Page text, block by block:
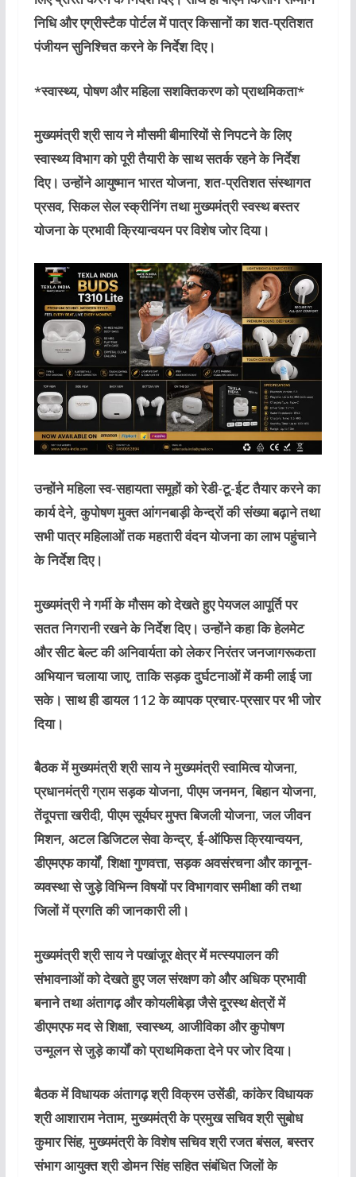
निधि और एग्रीस्टैक पोर्टल में पात्र किसानों का शत-प्रतिशत
पंजीयन सुनिश्चित करने के निर्देश दिए।
*स्वास्थ्य, पोषण और महिला सशक्तिकरण को प्राथमिकता*
मुख्यमंत्री श्री साय ने मौसमी बीमारियों से निपटने के लिए
स्वास्थ्य विभाग को पूरी तैयारी के साथ सतर्क रहने के निर्देश
दिए। उन्होंने आयुष्मान भारत योजना, शत-प्रतिशत संस्थागत
प्रसव, सिकल सेल स्क्रीनिंग तथा मुख्यमंत्री स्वस्थ बस्तर
योजना के प्रभावी क्रियान्वयन पर विशेष जोर दिया।
उन्होंने महिला स्व-सहायता समूहों को रेडी-टू-ईट तैयार करने का
कार्य देने, कुपोषण मुक्त आंगनबाड़ी केन्द्रों की संख्या बढ़ाने तथा
सभी पात्र महिलाओं तक महतारी वंदन योजना का लाभ पहुंचाने
के निर्देश दिए।
मुख्यमंत्री ने गर्मी के मौसम को देखते हुए पेयजल आपूर्ति पर
सतत निगरानी रखने के निर्देश दिए। उन्होंने कहा कि हेलमेट
और सीट बेल्ट की अनिवार्यता को लेकर निरंतर जनजागरूकता
अभियान चलाया जाए, ताकि सड़क दुर्घटनाओं में कमी लाई जा
सके। साथ ही डायल 112 के व्यापक प्रचार-प्रसार पर भी जोर
दिया।
बैठक में मुख्यमंत्री श्री साय ने मुख्यमंत्री स्वामित्व योजना,
प्रधानमंत्री ग्राम सड़क योजना, पीएम जनमन, बिहान योजना,
तेंदूपत्ता खरीदी, पीएम सूर्यघर मुफ्त बिजली योजना, जल जीवन
मिशन, अटल डिजिटल सेवा केन्द्र, ई-ऑफिस क्रियान्वयन,
डीएमएफ कार्यों, शिक्षा गुणवत्ता, सड़क अवसंरचना और कानून-
व्यवस्था से जुड़े विभिन्न विषयों पर विभागवार समीक्षा की तथा
जिलों में प्रगति की जानकारी ली।
मुख्यमंत्री श्री साय ने पखांजूर क्षेत्र में मत्स्यपालन की
संभावनाओं को देखते हुए जल संरक्षण को और अधिक प्रभावी
बनाने तथा अंतागढ़ और कोयलीबेड़ा जैसे दूरस्थ क्षेत्रों में
डीएमएफ मद से शिक्षा, स्वास्थ्य, आजीविका और कुपोषण
उन्मूलन से जुड़े कार्यों को प्राथमिकता देने पर जोर दिया।
बैठक में विधायक अंतागढ़ श्री विक्रम उसेंडी, कांकेर विधायक
श्री आशाराम नेताम, मुख्यमंत्री के प्रमुख सचिव श्री सुबोध
कुमार सिंह, मुख्यमंत्री के विशेष सचिव श्री रजत बंसल, बस्तर
संभाग आयुक्त श्री डोमन सिंह सहित संबंधित जिलों के